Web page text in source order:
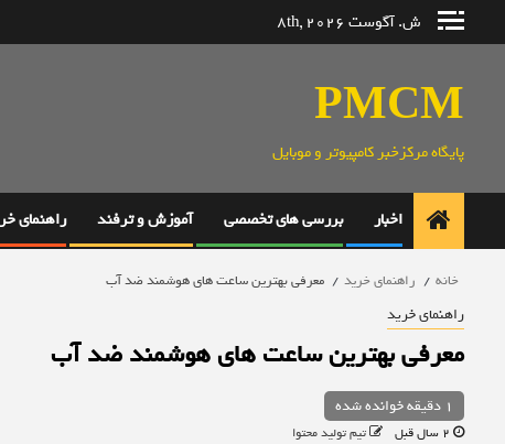
ش. آگوست 8th, 2026
PMCM
پایگاه مرکزخبر کامپیوتر و موبایل
اخبار بررسی های تخصصی آموزش و ترفند راهنمای
خانه راهنمای خرید معرفی بهترین ساعت های هوشمند ضد آب
راهنمای خرید
معرفی بهترین ساعت های هوشمند ضد آب
1 دقیقه خوانده شده
تیم تولید محتوا